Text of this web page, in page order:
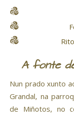
A fonte
Nun prado xunto
Grandal, na
de Miñotos, no